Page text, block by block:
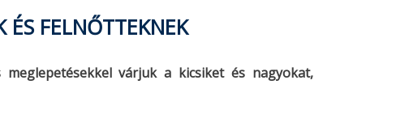
ÉS FELNŐTTEKNEK
várjuk a kicsiket és nagyokat,